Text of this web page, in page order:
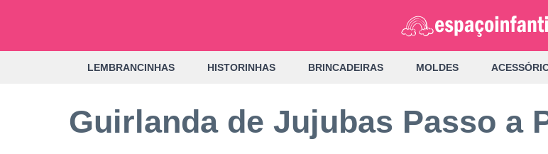
LEMBRANCINHAS HISTORINHAS BRINCADEIRAS MOLDES
Guirlanda de Jujubas Passo a